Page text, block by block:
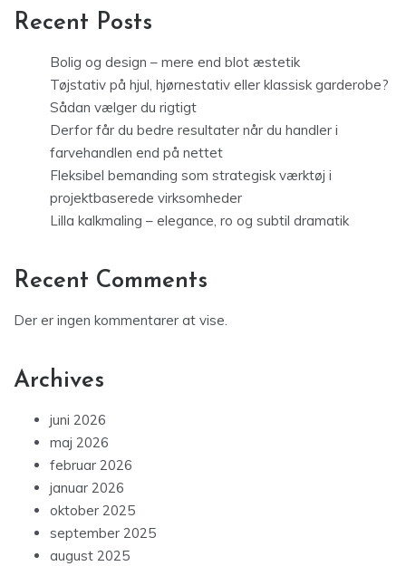
Recent Posts
Bolig og design – mere end blot æstetik
Tøjstativ på hjul, hjørnestativ eller klassisk garderobe?
Sådan vælger du rigtigt
Derfor får du bedre resultater når du handler i
farvehandlen end på nettet
Fleksibel bemanding som strategisk værktøj i
projektbaserede virksomheder
Lilla kalkmaling – elegance, ro og subtil dramatik
Recent Comments
Der er ingen kommentarer at vise.
Archives
juni 2026
maj 2026
februar 2026
januar 2026
oktober 2025
september 2025
august 2025